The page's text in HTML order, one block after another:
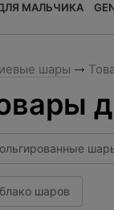
МАЛЬЧИКА
шары
шаров